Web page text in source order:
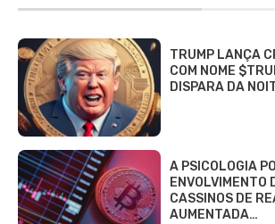
TRUMP LANÇA
COM NOME
DISPARA DA
A PSICOLOGIA
ENVOLVIMENTO
CASSINOS DE
AUMENTADA…